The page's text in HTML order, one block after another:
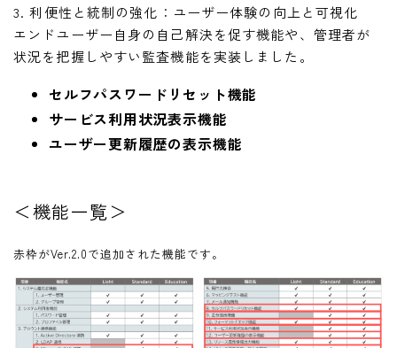
3. 利便性と統制の強化：ユーザー体験の向上と可視化
エンドユーザー自身の自己解決を促す機能や、管理者が
状況を把握しやすい監査機能を実装しました。
セルフパスワードリセット機能
サービス利用状況表示機能
ユーザー更新履歴の表示機能
＜機能一覧＞
赤枠がVer.2.0で追加された機能です。